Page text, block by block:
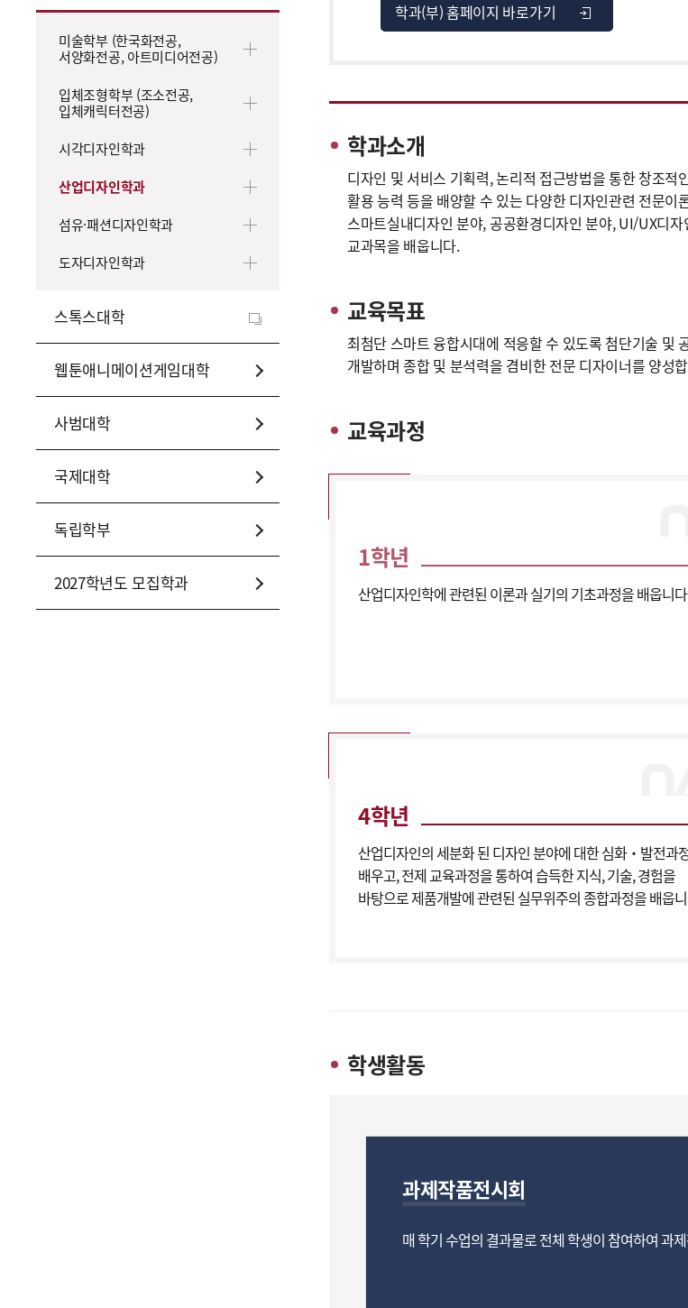
미술학부 (한국화전공,
서양화전공, 아트미디어전공)
입체조형학부 (조소전공,
입체캐릭터전공)
시각디자인학과
산업디자인학과
섬유·패션디자인학과
도자디자인학과
스톡스대학
웹툰애니메이션게임대학
사범대학
국제대학
독립학부
2027학년도 모집학과
학과(부) 홈페이지 바로가기
학과소개
디자인 및 서비스 기획력, 논리적 접근방법을 통한 창조
활용 능력 등을 배양할 수 있는 다양한 디자인관련 전문
스마트실내디자인 분야, 공공환경디자인 분야, UI/UX디
교과목을 배웁니다.
교육목표
최첨단 스마트 융합시대에 적응할 수 있도록 첨단기술 및
개발하며 종합 및 분석력을 겸비한 전문 디자이너를 양성
교육과정
1학년
산업디자인학에 관련된 이론과 실기의 기초과정을 배웁니
4학년
산업디자인의 세분화 된 디자인 분야에 대한 심화‧발전과
배우고, 전제 교육과정을 통하여 습득한 지식, 기술, 경험을
바탕으로 제품개발에 관련된 실무위주의 종합과정을 배웁
학생활동
과제작품전시회
매 학기 수업의 결과물로 전체 학생이 참여하여 과